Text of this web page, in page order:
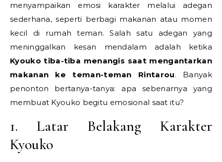
menyampaikan emosi karakter melalui adegan
sederhana, seperti berbagi makanan atau momen
kecil di rumah teman. Salah satu adegan yang
meninggalkan kesan mendalam adalah ketika
Kyouko tiba-tiba menangis saat mengantarkan
makanan ke teman-teman Rintarou. Banyak
penonton bertanya-tanya: apa sebenarnya yang
membuat Kyouko begitu emosional saat itu?
1. Latar Belakang Karakter
Kyouko